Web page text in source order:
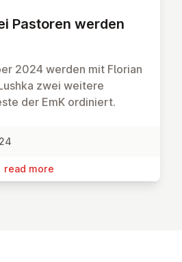
Pastoren werden
2024 werden mit Florian
zwei weitere
der EmK ordiniert.
read more